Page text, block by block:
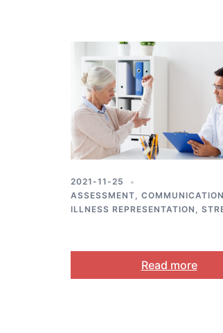
2021-11-25
ASSESSMENT, COMMUNICATION
ILLNESS REPRESENTATION ,
Read more